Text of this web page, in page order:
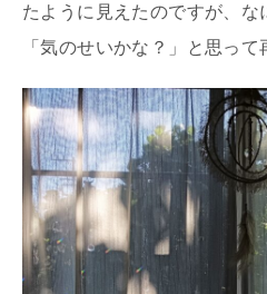
たように見えたのですが、
「気のせいかな？」と思っ